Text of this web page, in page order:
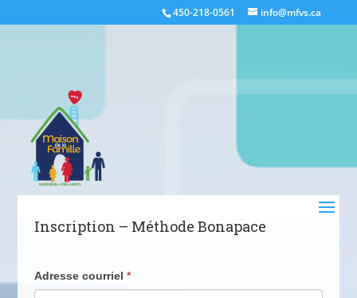
450-218-0561 info@mfvs.ca
Inscription – Méthode Bonapace
Formulaire
Adresse courriel *